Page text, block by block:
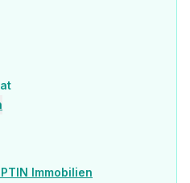
Immobilien